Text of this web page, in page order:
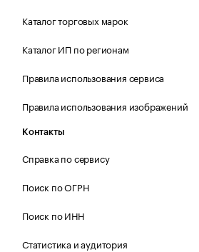
Каталог торговых марок
Каталог ИП по регионам
Правила использования сервиса
Правила использования изображений
Контакты
Справка по сервису
Поиск по ОГРН
Поиск по ИНН
Статистика и аудитория